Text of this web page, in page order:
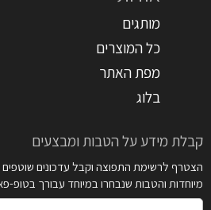
מותגים
כל המוצרים
מפת האתר
בלוג
קבלת מידע על הטבות ומבצעים
הצטרף לרשימת התפוצה וקבל עדכונים
מיוחדות והטבות שנבחרו במיוחד עבורך בטופ-